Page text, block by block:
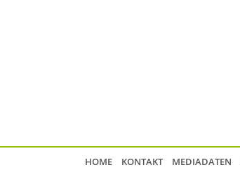
HOME KONTAKT MEDIADATEN